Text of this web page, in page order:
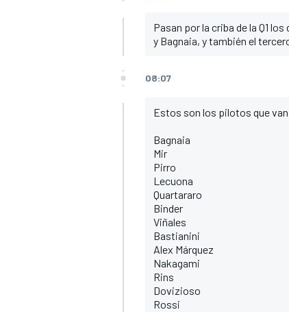
Pasan por la criba de la Q1
y Bagnaia, y también el
08:07
Estos son los pilotos que van
Bagnaia
Mir
Pirro
Lecuona
Quartararo
Binder
Viñales
Bastianini
Alex Márquez
Nakagami
Rins
Dovizioso
Rossi